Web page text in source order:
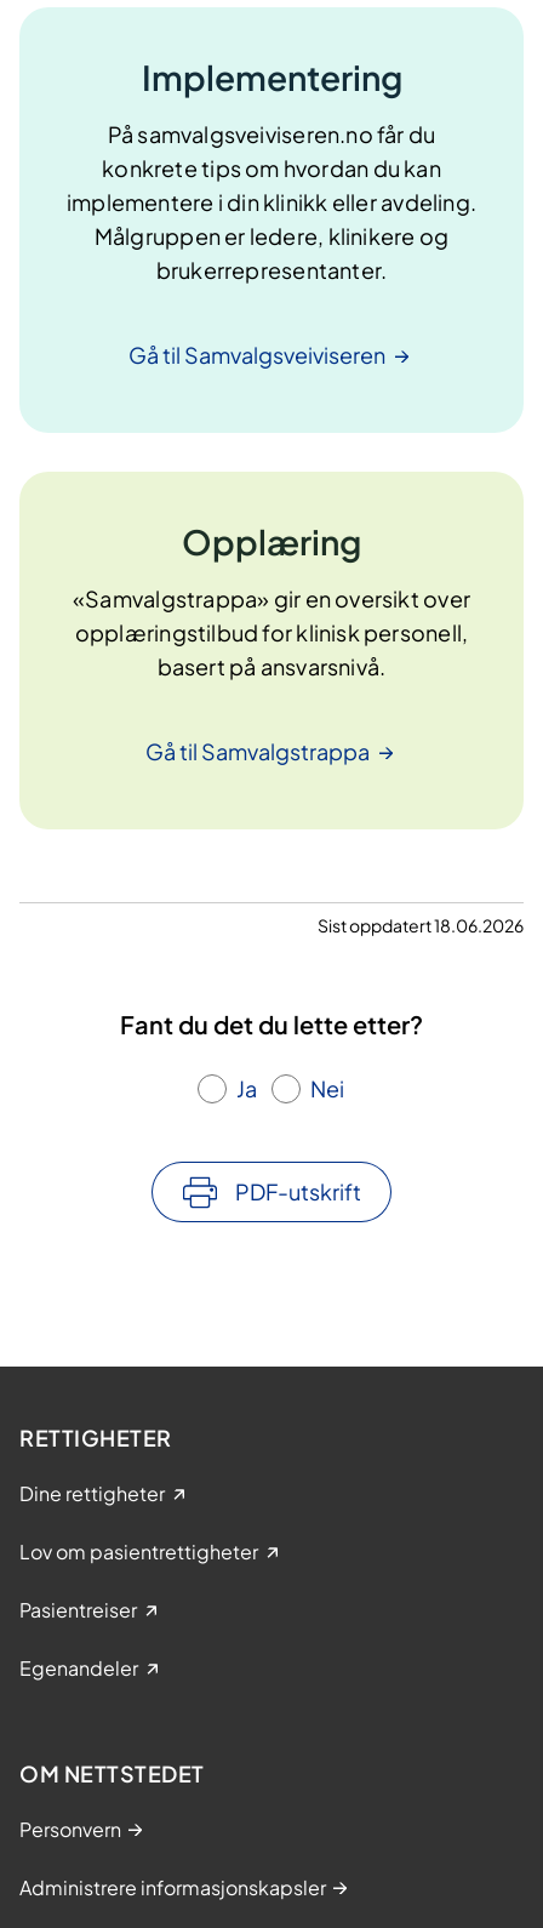
Implementering
På samvalgsveiviseren.no får du
konkrete tips om hvordan du kan
implementere i din klinikk eller avdeling.
Målgruppen er ledere, klinikere og
brukerrepresentanter.
Gå til Samvalgsveiviseren
Opplæring
«Samvalgstrappa» gir en oversikt over
opplæringstilbud for klinisk personell,
basert på ansvarsnivå.
Gå til Samvalgstrappa
Sist oppdatert 18.06.2026
Fant du det du lette etter?
Ja Nei
PDF-utskrift
RETTIGHETER
Dine rettigheter
Lov om pasientrettigheter
Pasientreiser
Egenandeler
OM NETTSTEDET
Personvern
Administrere informasjonskapsler